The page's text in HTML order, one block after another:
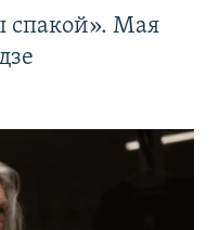
спакой». Мая